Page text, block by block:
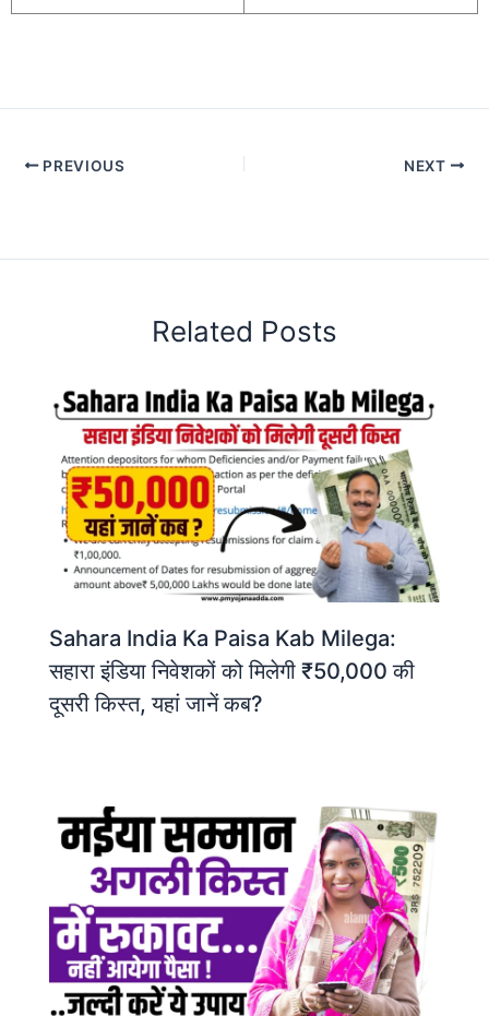
PREVIOUS NEXT
Related Posts
Sahara India Ka Paisa Kab Milega:
सहारा इंडिया निवेशकों को मिलेगी ₹50,000 की
दूसरी किस्त, यहां जानें कब?